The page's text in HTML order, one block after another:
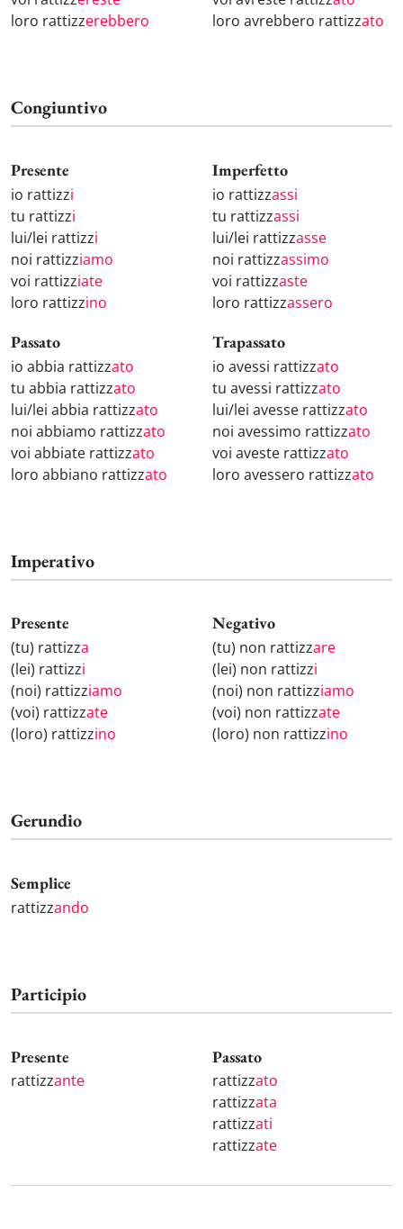
loro rattizzerebbero
loro avrebbero rattizzato
Congiuntivo
Presente
io rattizzi
tu rattizzi
lui/lei rattizzi
noi rattizziamo
voi rattizziate
loro rattizzino
Imperfetto
io rattizzassi
tu rattizzassi
lui/lei rattizzasse
noi rattizzassimo
voi rattizzaste
loro rattizzassero
Passato
io abbia rattizzato
tu abbia rattizzato
lui/lei abbia rattizzato
noi abbiamo rattizzato
voi abbiate rattizzato
loro abbiano rattizzato
Trapassato
io avessi rattizzato
tu avessi rattizzato
lui/lei avesse rattizzato
noi avessimo rattizzato
voi aveste rattizzato
loro avessero rattizzato
Imperativo
Presente
(tu) rattizza
(lei) rattizzi
(noi) rattizziamo
(voi) rattizzate
(loro) rattizzino
Negativo
(tu) non rattizzare
(lei) non rattizzi
(noi) non rattizziamo
(voi) non rattizzate
(loro) non rattizzino
Gerundio
Semplice
rattizzando
Participio
Presente
rattizzante
Passato
rattizzato
rattizzata
rattizzati
rattizzate